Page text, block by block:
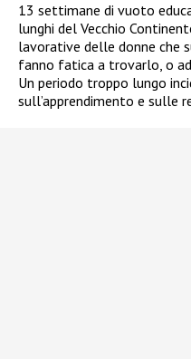
13 settimane di vuoto
lunghi del Vecchio
lavorative delle donne che
fanno fatica a trovarlo, o
Un periodo troppo lungo
sull’apprendimento e sulle